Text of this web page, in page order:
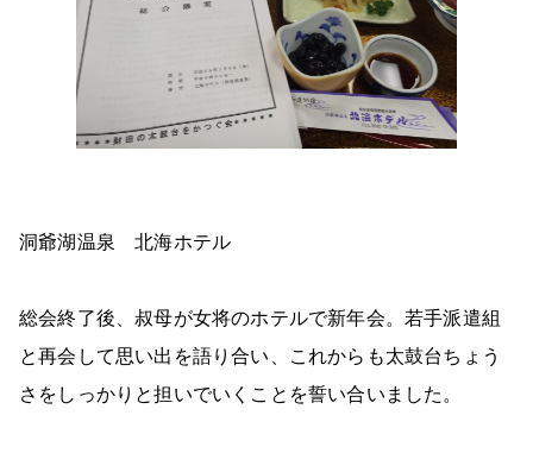
洞爺湖温泉 北海ホテル
総会終了後、叔母が女将のホテルで新年会。若手派遣組
と再会して思い出を語り合い、これからも太鼓台ちょう
さをしっかりと担いでいくことを誓い合いました。